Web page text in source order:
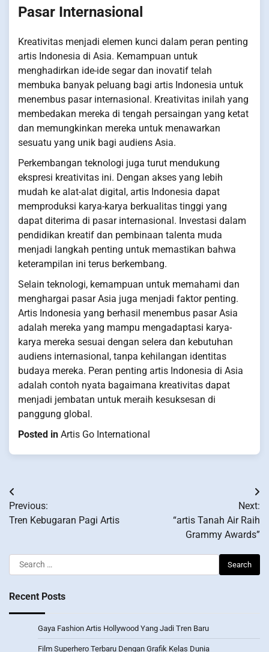
Pasar Internasional
Kreativitas menjadi elemen kunci dalam peran penting
artis Indonesia di Asia. Kemampuan untuk
menghadirkan ide-ide segar dan inovatif telah
membuka banyak peluang bagi artis Indonesia untuk
menembus pasar internasional. Kreativitas inilah yang
membedakan mereka di tengah persaingan yang ketat
dan memungkinkan mereka untuk menawarkan
sesuatu yang unik bagi audiens Asia.
Perkembangan teknologi juga turut mendukung
ekspresi kreativitas ini. Dengan akses yang lebih
mudah ke alat-alat digital, artis Indonesia dapat
memproduksi karya-karya berkualitas tinggi yang
dapat diterima di pasar internasional. Investasi dalam
pendidikan kreatif dan pembinaan talenta muda
menjadi langkah penting untuk memastikan bahwa
keterampilan ini terus berkembang.
Selain teknologi, kemampuan untuk memahami dan
menghargai pasar Asia juga menjadi faktor penting.
Artis Indonesia yang berhasil menembus pasar Asia
adalah mereka yang mampu mengadaptasi karya-
karya mereka sesuai dengan selera dan kebutuhan
audiens internasional, tanpa kehilangan identitas
budaya mereka. Peran penting artis Indonesia di Asia
adalah contoh nyata bagaimana kreativitas dapat
menjadi jembatan untuk meraih kesuksesan di
panggung global.
Posted in Artis Go International
Post
navigation
Previous:
Tren Kebugaran Pagi Artis
Next:
“artis Tanah Air Raih
Grammy Awards”
Search
for:
Recent Posts
Gaya Fashion Artis Hollywood Yang Jadi Tren Baru
Film Superhero Terbaru Dengan Grafik Kelas Dunia